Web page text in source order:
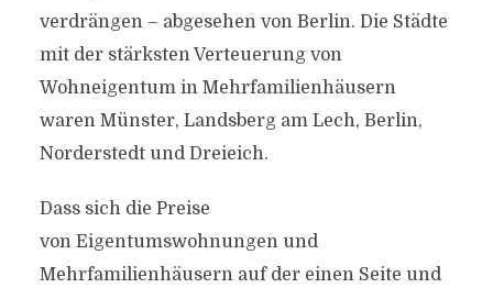
verdrängen – abgesehen von Berlin. Die Städte
mit der stärksten Verteuerung von
Wohneigentum in Mehrfamilienhäusern
waren Münster, Landsberg am Lech, Berlin,
Norderstedt und Dreieich.
Dass sich die Preise
von Eigentumswohnungen und
Mehrfamilienhäusern auf der einen Seite und